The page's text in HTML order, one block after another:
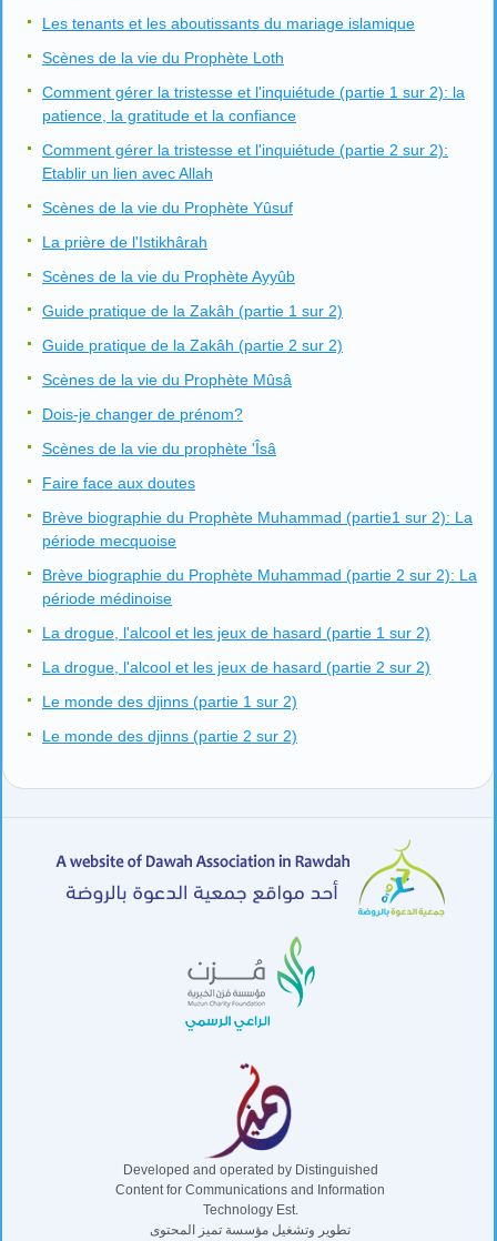
Les tenants et les aboutissants du mariage islamique
Scènes de la vie du Prophète Loth
Comment gérer la tristesse et l'inquiétude (partie 1 sur 2): la
patience, la gratitude et la confiance
Comment gérer la tristesse et l'inquiétude (partie 2 sur 2):
Etablir un lien avec Allah
Scènes de la vie du Prophète Yûsuf
La prière de l'Istikhârah
Scènes de la vie du Prophète Ayyûb
Guide pratique de la Zakâh (partie 1 sur 2)
Guide pratique de la Zakâh (partie 2 sur 2)
Scènes de la vie du Prophète Mûsâ
Dois-je changer de prénom?
Scènes de la vie du prophète 'Îsâ
Faire face aux doutes
Brève biographie du Prophète Muhammad (partie1 sur 2): La
période mecquoise
Brève biographie du Prophète Muhammad (partie 2 sur 2): La
période médinoise
La drogue, l'alcool et les jeux de hasard (partie 1 sur 2)
La drogue, l'alcool et les jeux de hasard (partie 2 sur 2)
Le monde des djinns (partie 1 sur 2)
Le monde des djinns (partie 2 sur 2)
Developed and operated by Distinguished
Content for Communications and Information
Technology Est.
تطوير وتشغيل مؤسسة تميز المحتوى